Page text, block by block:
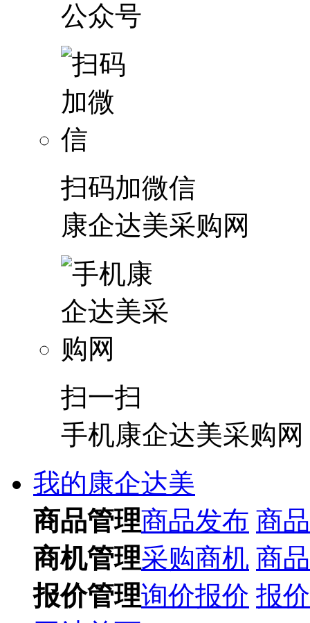
公众号
扫码加微信
康企达美采购网
扫一扫
手机康企达美采购网
我的康企达美
商品管理商品发布 商
商机管理采购商机 商
报价管理询价报价 报